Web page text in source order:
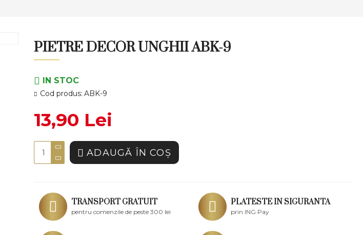
PIETRE DECOR UNGHII ABK-9
IN STOC
Cod produs: ABK-9
13,90 Lei
ADAUGĂ ÎN COŞ
TRANSPORT GRATUIT
pentru comenzile de peste 300 lei
PLATESTE IN SIGURANTA
prin ING Pay